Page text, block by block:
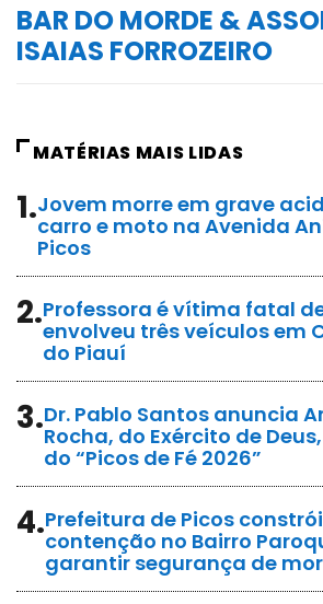
BAR DO MORDE &
ISAIAS FORROZEIRO
MATÉRIAS MAIS LIDAS
1.Jovem morre em grave
carro e moto na Avenida
Picos
2.Professora é vítima fatal
envolveu três veículos em
do Piauí
3.Dr. Pablo Santos anuncia
Rocha, do Exército de
do “Picos de Fé 2026”
4.Prefeitura de Picos
contenção no Bairro
garantir segurança de